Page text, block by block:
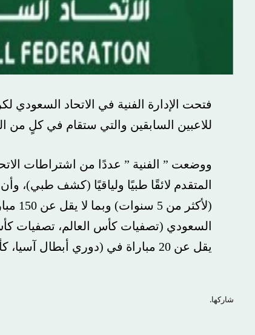
للاعبين السابقين والتي ستقام في كلٍ من
ووضعت ” الفنية ” عددًا من اشتراطات
المتقدم لائقًا طبيًا ولياقيًا (كشف طبي)،
السعودي (تصفيات كأس العالم، تصفيات
يقل عن 20 مباراة في (دوري أبطال آسيا، كأس العالم للأندية).
شاركها.